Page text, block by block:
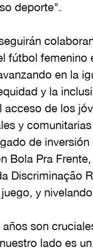
deporte".
fútbol femenino
en la
y la
acceso de los
y
de
Bola Pra
Discriminação
y
son
lado es